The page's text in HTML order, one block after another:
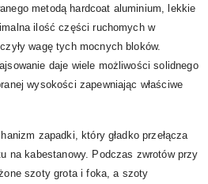
metodą hardcoat aluminium, lekkie
ilość części ruchomych w
wagę tych mocnych bloków.
daje wiele możliwości solidnego
wysokości zapewniając właściwe
zapadki, który gładko przełącza
na kabestanowy. Podczas zwrotów przy
szoty grota i foka, a szoty